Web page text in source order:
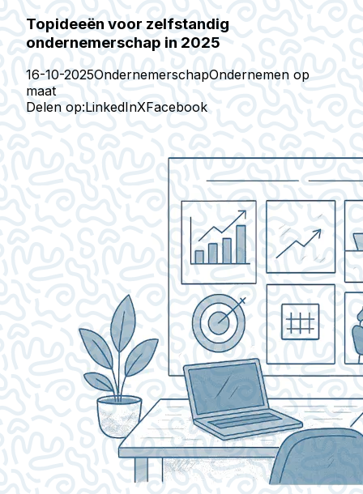
Topideeën voor zelfstandig
ondernemerschap in 2025
16-10-2025OndernemerschapOndernemen op
maat
Delen op:LinkedInXFacebook